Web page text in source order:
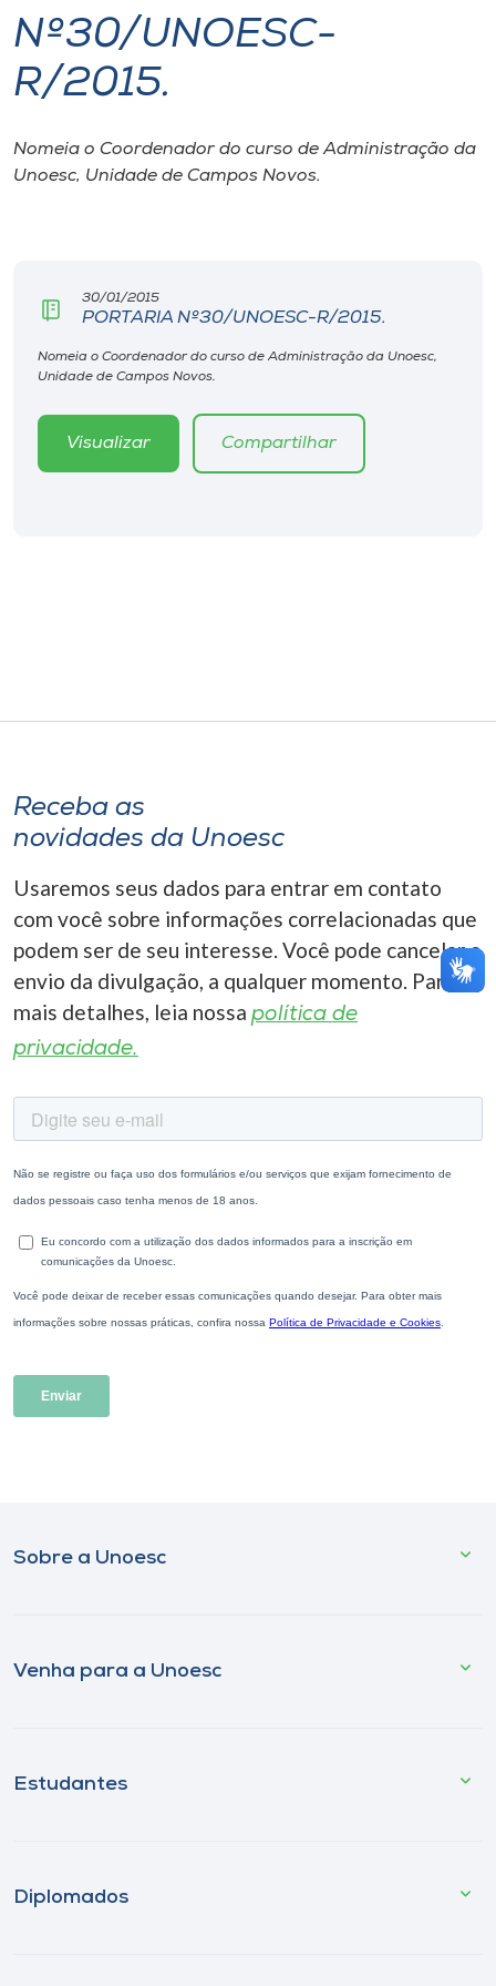
I.nova
Cultura
Biblioteca
Editora
Rádio
o idioma
A-
Nº30/UNOESC-
R/2015.
Nomeia o Coordenador do curso de Administração da
Unoesc, Unidade de Campos Novos.
30/01/2015
PORTARIA Nº30/UNOESC-R/2015.
Nomeia o Coordenador do curso de Administração da Unoesc,
Unidade de Campos Novos.
Visualizar Compartilhar
Receba as
novidades da Unoesc
Usaremos seus dados para entrar em contato
com você sobre informações correlacionadas que
podem ser de seu interesse. Você pode cancelar o
envio da divulgação, a qualquer momento. Para
mais detalhes, leia nossa política de
privacidade.
Sobre a Unoesc
Venha para a Unoesc
Estudantes
Diplomados